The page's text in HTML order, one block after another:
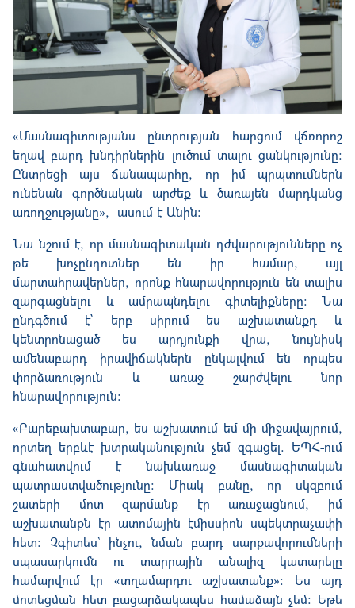
«Մասնագիտությանս ընտրության հարցում վճռորոշ
եղավ բարդ խնդիրներին լուծում տալու ցանկությունը:
Ընտրեցի այս ճանապարհը, որ իմ պրպտումներն
ունենան գործնական արժեք և ծառայեն մարդկանց
առողջությանը»,- ասում է Անին:
Նա նշում է, որ մասնագիտական դժվարությունները ոչ
թե խոչընդոտներ են իր համար, այլ
մարտահրավերներ, որոնք հնարավորություն են տալիս
զարգացնելու և ամրապնդելու գիտելիքները: Նա
ընդգծում է՝ երբ սիրում ես աշխատանքդ և
կենտրոնացած ես արդյունքի վրա, նույնիսկ
ամենաբարդ իրավիճակներն ընկալվում են որպես
փորձառություն և առաջ շարժվելու նոր
հնարավորություն:
«Բարեբախտաբար, ես աշխատում եմ մի միջավայրում,
որտեղ երբևէ խտրականություն չեմ զգացել. ԵՊՀ-ում
գնահատվում է նախևառաջ մասնագիտական
պատրաստվածությունը: Միակ բանը, որ սկզբում
շատերի մոտ զարմանք էր առաջացնում, իմ
աշխատանքն էր ատոմային էմիսսիոն սպեկտրաչափի
հետ: Չգիտես՝ ինչու, նման բարդ սարքավորումների
սպասարկումն ու տարրային անալիզ կատարելը
համարվում էր «տղամարդու աշխատանք»: Ես այդ
մոտեցման հետ բացարձակապես համաձայն չեմ: Եթե